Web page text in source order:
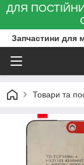
ДЛЯ
Запчастини для
Товари та